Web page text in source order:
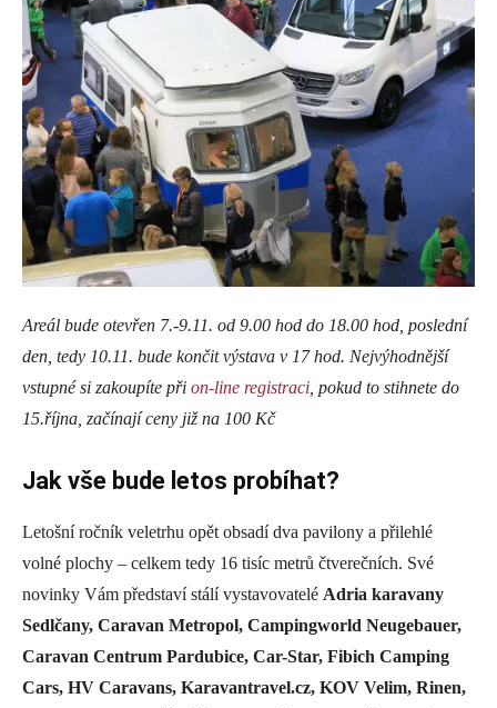
Areál bude otevřen 7.-9.11. od 9.00 hod do 18.00 hod, poslední
den, tedy 10.11. bude končit výstava v 17 hod. Nejvýhodnější
vstupné si zakoupíte při on-line registraci , pokud to stihnete do
15.října, začínají ceny již na 100 Kč
Jak vše bude letos probíhat?
Letošní ročník veletrhu opět obsadí dva pavilony a přilehlé
volné plochy – celkem tedy 16 tisíc metrů čtverečních. Své
novinky Vám představí stálí vystavovatelé Adria karavany
Sedlčany, Caravan Metropol, Campingworld Neugebauer,
Caravan Centrum Pardubice, Car-Star, Fibich Camping
Cars, HV Caravans, Karavantravel.cz, KOV Velim, Rinen,